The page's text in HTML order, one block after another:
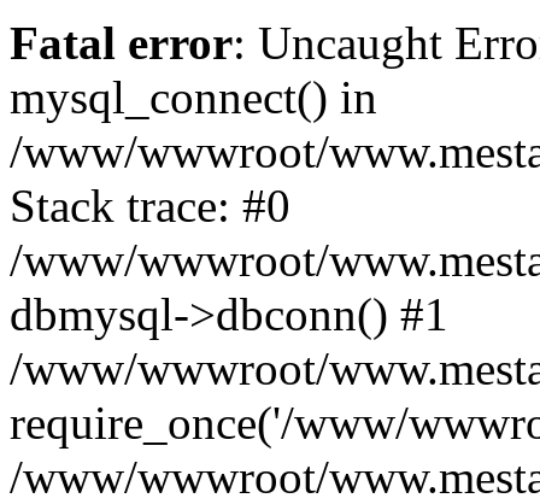
Fatal error: Uncaught
mysql_connect() in
/www/wwwroot/
Stack trace: #0
/www/wwwroot/
dbmysql->dbconn() #1
/www/wwwroot/
require_once('/www/
/www/wwwroot/